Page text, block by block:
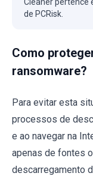
de PCRisk.
Como
ransomware?
Para evitar esta
processos de
e ao navegar na
apenas de fontes
descarregamento